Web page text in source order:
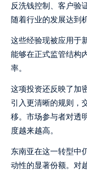
反洗钱控制、客户验
随着行业的发展达到
这些经验现被应用于
能够在正式监管结构
率。
这项投资还反映了加
引入更清晰的规则，
移。市场参与者对透
度越来越高。
东南亚在这一转型中
动性的显著份额。对